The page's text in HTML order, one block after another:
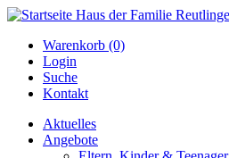
Warenkorb (0)
Login
Suche
Kontakt
Aktuelles
Angebote